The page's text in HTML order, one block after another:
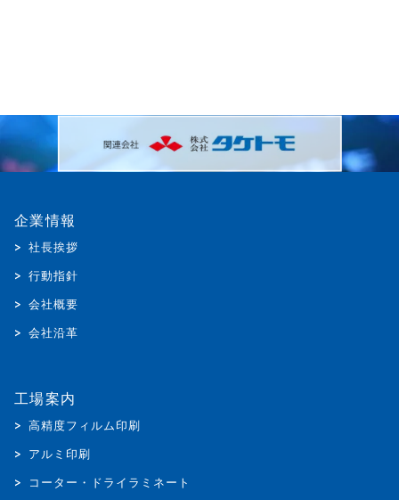
企業情報
社長挨拶
行動指針
会社概要
会社沿革
工場案内
高精度フィルム印刷
アルミ印刷
コーター・ドライラミネート